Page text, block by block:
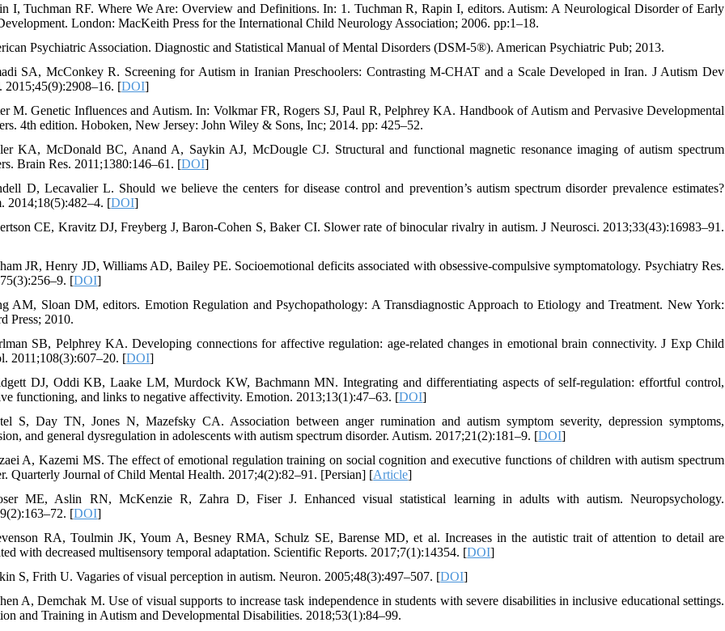
I, Tuchman RF. Where We Are: Overview and Definitions. In: 1. Tuchman R, Rapin I, editors. Autism: A Neurological Disorder of Early
London: MacKeith Press for the International Child Neurology Association; 2006. pp:1–18.
Psychiatric Association. Diagnostic and Statistical Manual of Mental Disorders (DSM-5®). American Psychiatric Pub; 2013.
SA, McConkey R. Screening for Autism in Iranian Preschoolers: Contrasting M-CHAT and a Scale Developed in Iran. J Autism Dev
2015;45(9):2908–16. [DOI]
M. Genetic Influences and Autism. In: Volkmar FR, Rogers SJ, Paul R, Pelphrey KA. Handbook of Autism and Pervasive Developmental
4th edition. Hoboken, New Jersey: John Wiley & Sons, Inc; 2014. pp: 425–52.
KA, McDonald BC, Anand A, Saykin AJ, McDougle CJ. Structural and functional magnetic resonance imaging of autism spectrum
Brain Res. 2011;1380:146–61. [DOI]
D, Lecavalier L. Should we believe the centers for disease control and prevention’s autism spectrum disorder prevalence estimates?
2014;18(5):482–4. [DOI]
CE, Kravitz DJ, Freyberg J, Baron-Cohen S, Baker CI. Slower rate of binocular rivalry in autism. J Neurosci. 2013;33(43):16983–91.
JR, Henry JD, Williams AD, Bailey PE. Socioemotional deficits associated with obsessive-compulsive symptomatology. Psychiatry Res.
[DOI]
AM, Sloan DM, editors. Emotion Regulation and Psychopathology: A Transdiagnostic Approach to Etiology and Treatment. New York:
Press; 2010.
SB, Pelphrey KA. Developing connections for affective regulation: age-related changes in emotional brain connectivity. J Exp Child
2011;108(3):607–20. [DOI]
DJ, Oddi KB, Laake LM, Murdock KW, Bachmann MN. Integrating and differentiating aspects of self-regulation: effortful control,
functioning, and links to negative affectivity. Emotion. 2013;13(1):47–63. [DOI]
S, Day TN, Jones N, Mazefsky CA. Association between anger rumination and autism symptom severity, depression symptoms,
and general dysregulation in adolescents with autism spectrum disorder. Autism. 2017;21(2):181–9. [DOI]
A, Kazemi MS. The effect of emotional regulation training on social cognition and executive functions of children with autism spectrum
Quarterly Journal of Child Mental Health. 2017;4(2):82–91. [Persian] [Article]
ME, Aslin RN, McKenzie R, Zahra D, Fiser J. Enhanced visual statistical learning in adults with autism. Neuropsychology.
[DOI]
RA, Toulmin JK, Youm A, Besney RMA, Schulz SE, Barense MD, et al. Increases in the autistic trait of attention to detail are
with decreased multisensory temporal adaptation. Scientific Reports. 2017;7(1):14354. [DOI]
S, Frith U. Vagaries of visual perception in autism. Neuron. 2005;48(3):497–507. [DOI]
A, Demchak M. Use of visual supports to increase task independence in students with severe disabilities in inclusive educational settings.
and Training in Autism and Developmental Disabilities. 2018;53(1):84–99.